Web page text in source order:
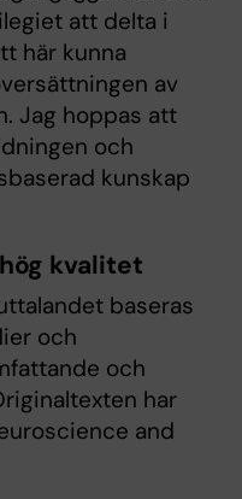
att delta i
här kunna
av
Jag hoppas att
och
kunskap
kvalitet
baseras
och
och
har
and